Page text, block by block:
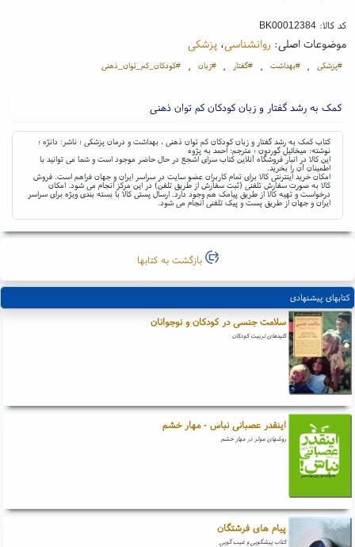
کد کالا:BK00012384
موضوعات اصلی: روانشناسی،پزشکی
#پزشکی ، #بهداشت ، #گفتار ، #زبان ، #کودکان_کم_توان_ذهنی
کمک به رشد گفتار و زبان کودکان کم توان ذهنی
کتاب کمک به رشد گفتار و زبان کودکان کم توان ذهنی ، بهداشت و درمان پزشکی ؛ ناشر: دانژه ؛
نوشته: میخائیل گوردون ؛ مترجم: احمد به پژوه
این کالا در انبار فروشگاه آنلاین کتاب سرای اشجع در حال حاضر موجود است و شما می توانید با
اطمینان آن را بخرید.
امکان خرید اینترنتی کالا برای تمام کاربران عضو سایت در سراسر ایران و جهان فراهم است. فروش
کالا به صورت سفارش تلفنی (ثبت سفارش از طریق تلفن) در این مرکز انجام می شود. امکان
درخواست و تهیه کالا از طریق پیامک هم وجود دارد. ارسال پستی کالا با بسته بندی ویژه برای سراسر
ایران و جهان از طریق پست و پیک تلفنی انجام می شود.
بازگشت به کتابها
کتابهای پیشنهادی
سلامت جنسی در کودکان و نوجوانان
کلیدهای تربیت کودکان
اینقدر عصبانی نباش - مهار خشم
روشهای موثر در مهار خشم
پیام های فرشتگان
کتاب پیشگویی و غیب گویی